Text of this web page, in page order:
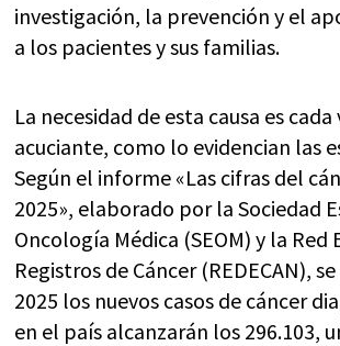
investigación, la prevención y el
a los pacientes y sus familias.
La necesidad de esta causa es cada
acuciante, como lo evidencian las
Según el informe «Las cifras del
2025», elaborado por la Sociedad
Oncología Médica (SEOM) y la Red
Registros de Cáncer (REDECAN),
2025 los nuevos casos de cáncer
en el país alcanzarán los 296.103,